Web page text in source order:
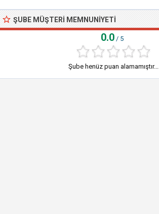
ŞUBE MÜŞTERI MEMNUNIYETI
0.0 / 5
Şube henüz puan alamamıştır...